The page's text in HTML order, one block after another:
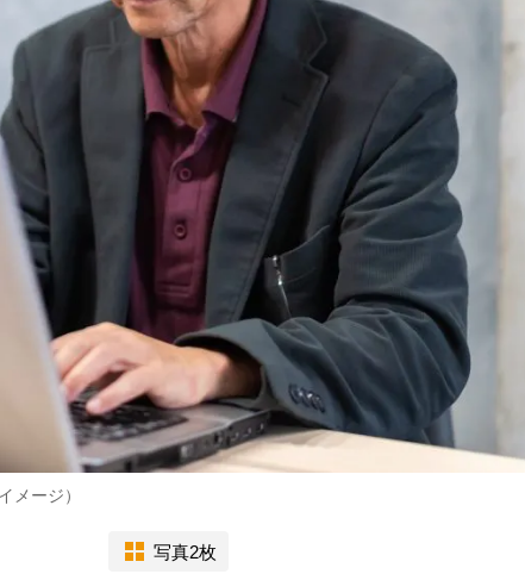
メージ）
写真2枚